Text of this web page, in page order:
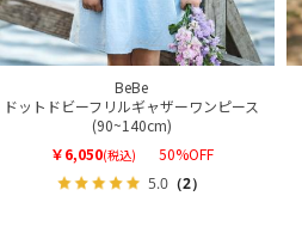
BeBe
ドットドビーフリルギャザーワンピース
(90~140cm)
￥6,050(税込)
50%OFF
5.0（2）